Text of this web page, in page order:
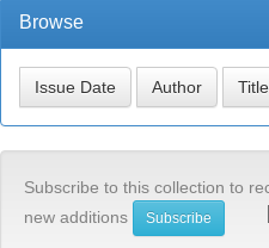
Browse
Subscribe to this collection to
new additions